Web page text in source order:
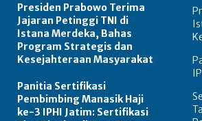
Presiden Prabowo Terima
Jajaran Petinggi TNI di
Istana Merdeka, Bahas
Program Strategis dan
Kesejahteraan Masyarakat
Panitia Sertifikasi
Pembimbing Manasik Haji
ke-3 IPHI Jatim: Sertifikasi